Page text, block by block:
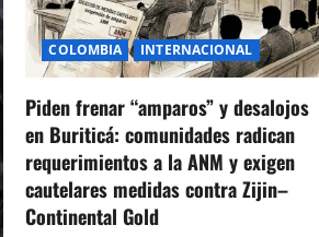
COLOMBIA INTERNACIONAL
Piden frenar “amparos” y desalojos
en Buriticá: comunidades radican
requerimientos a la ANM y exigen
cautelares medidas contra Zijin–
Continental Gold